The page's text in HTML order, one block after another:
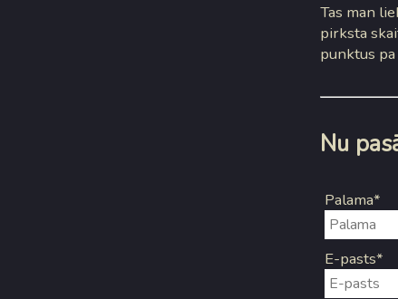
Tas man
pirksta
punktus
Nu
Palama*
E-pasts*